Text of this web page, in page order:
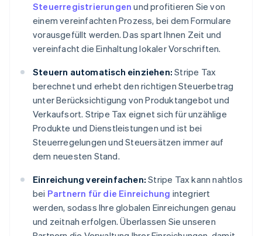
Steuerregistrierungen und profitieren Sie von
einem vereinfachten Prozess, bei dem Formulare
vorausgefüllt werden. Das spart Ihnen Zeit und
vereinfacht die Einhaltung lokaler Vorschriften.
Steuern automatisch einziehen: Stripe Tax
berechnet und erhebt den richtigen Steuerbetrag
unter Berücksichtigung von Produktangebot und
Verkaufsort. Stripe Tax eignet sich für unzählige
Produkte und Dienstleistungen und ist bei
Steuerregelungen und Steuersätzen immer auf
dem neuesten Stand.
Einreichung vereinfachen: Stripe Tax kann nahtlos
bei Partnern für die Einreichung integriert
werden, sodass Ihre globalen Einreichungen genau
und zeitnah erfolgen. Überlassen Sie unseren